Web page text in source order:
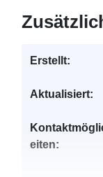
Erstellt:
Aktualisiert:
eiten: